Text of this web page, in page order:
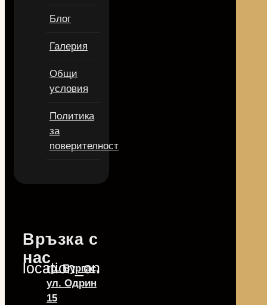
Блог
Галерия
Общи
условия
Политика
за
поверителност
Връзка с
нас
location_on
гр. Бургас,
ул. Одрин
15